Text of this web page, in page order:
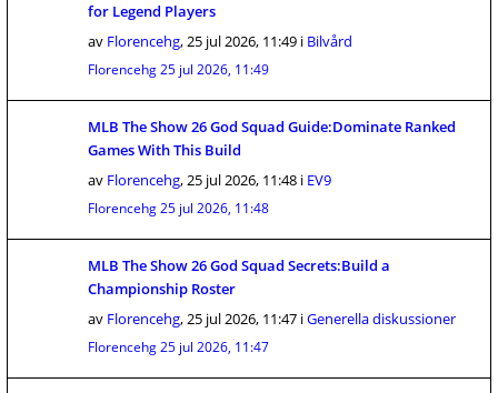
for Legend Players
av Florencehg,25 jul 2026, 11:49 i Bilvård
Florencehg25 jul 2026, 11:49
MLB The Show 26 God Squad Guide:Dominate Ranked
Games With This Build
av Florencehg,25 jul 2026, 11:48 i EV9
Florencehg25 jul 2026, 11:48
MLB The Show 26 God Squad Secrets:Build a
Championship Roster
av Florencehg,25 jul 2026, 11:47 iGenerella diskussioner
Florencehg25 jul 2026, 11:47